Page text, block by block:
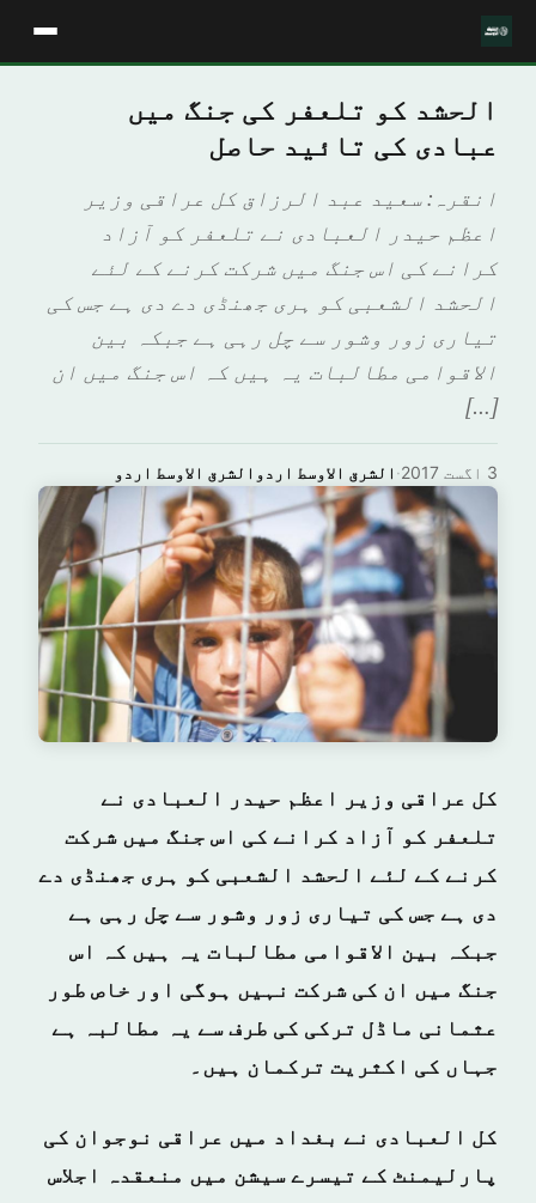
الحشد کو تلعفر کی جنگ میں
عبادی کی تائید حاصل
انقرہ: سعید عبد الرزاق کل عراقی وزیر
اعظم حیدر العبادی نے تلعفر کو آزاد
کرانے کی اس جنگ میں شرکت کرنے کے لئے
الحشد الشعبی کو ہری جھنڈی دے دی ہے جس کی
تیاری زور وشور سے چل رہی ہے جبکہ بین
الاقوامی مطالبات یہ ہیں کہ اس جنگ میں ان
[…]
الشرق الاوسط اردوالشرق الاوسط اردو · 3 اگست 2017
کل عراقی وزیر اعظم حیدر العبادی نے
تلعفر کو آزاد کرانے کی اس جنگ میں شرکت
کرنے کے لئے الحشد الشعبی کو ہری جھنڈی دے
دی ہے جس کی تیاری زور وشور سے چل رہی ہے
جبکہ بین الاقوامی مطالبات یہ ہیں کہ اس
جنگ میں ان کی شرکت نہیں ہوگی اور خاص طور
عثمانی ماڈل ترکی کی طرف سے یہ مطالبہ ہے
جہاں کی اکثریت ترکمان ہیں۔
کل العبادی نے بغداد میں عراقی نوجوان کی
پارلیمنٹ کے تیسرے سیشن میں منعقدہ اجلاس